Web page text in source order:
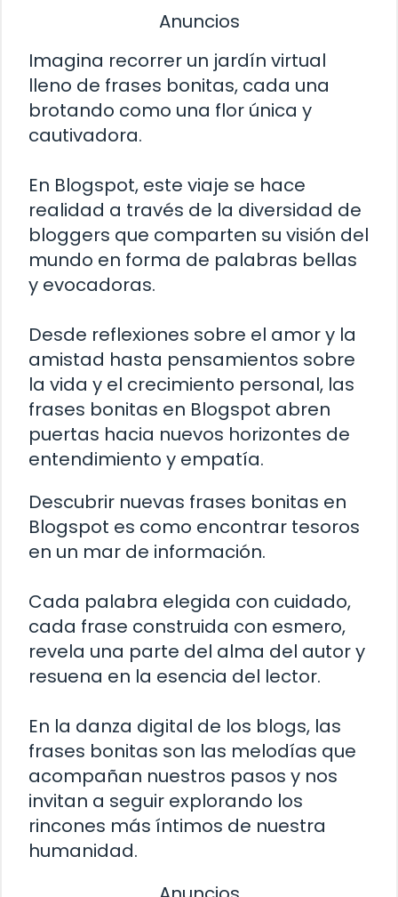
Anuncios
Imagina recorrer un jardín virtual
lleno de frases bonitas, cada una
brotando como una flor única y
cautivadora.
En Blogspot, este viaje se hace
realidad a través de la diversidad de
bloggers que comparten su visión del
mundo en forma de palabras bellas
y evocadoras.
Desde reflexiones sobre el amor y la
amistad hasta pensamientos sobre
la vida y el crecimiento personal, las
frases bonitas en Blogspot abren
puertas hacia nuevos horizontes de
entendimiento y empatía.
Descubrir nuevas frases bonitas en
Blogspot es como encontrar tesoros
en un mar de información.
Cada palabra elegida con cuidado,
cada frase construida con esmero,
revela una parte del alma del autor y
resuena en la esencia del lector.
En la danza digital de los blogs, las
frases bonitas son las melodías que
acompañan nuestros pasos y nos
invitan a seguir explorando los
rincones más íntimos de nuestra
humanidad.